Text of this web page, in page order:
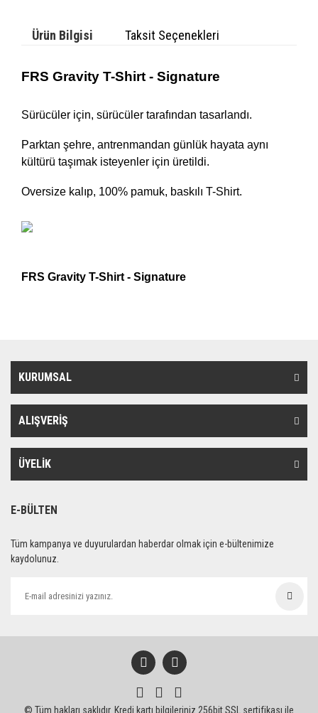
Ürün Bilgisi Taksit Seçenekleri
FRS Gravity T-Shirt - Signature
Sürücüler için, sürücüler tarafından tasarlandı.
Parktan şehre, antrenmandan günlük hayata aynı
kültürü taşımak isteyenler için üretildi.
Oversize kalıp, 100% pamuk, baskılı T-Shirt.
FRS Gravity T-Shirt - Signature
KURUMSAL
ALIŞVERİŞ
ÜYELİK
E-BÜLTEN
Tüm kampanya ve duyurulardan haberdar olmak için e-bültenimize
kaydolunuz.
© Tüm hakları saklıdır. Kredi kartı bilgileriniz 256bit SSL sertifikası ile